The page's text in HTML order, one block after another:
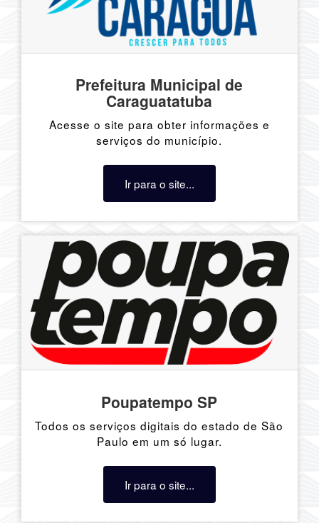
Prefeitura Municipal de
Caraguatatuba
Acesse o site para obter informações e
serviços do município.
Ir para o site...
Poupatempo SP
Todos os serviços digitais do estado de São
Paulo em um só lugar.
Ir para o site...